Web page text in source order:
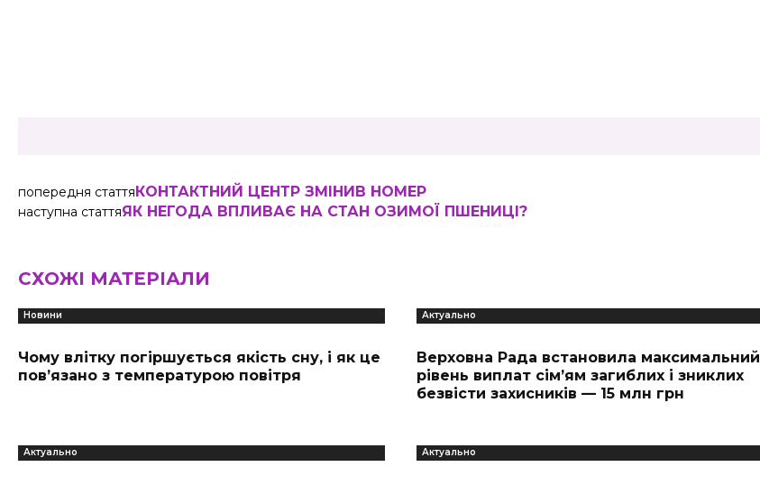
попередня статтяКОНТАКТНИЙ ЦЕНТР ЗМІНИВ НОМЕР
наступна статтяЯК НЕГОДА ВПЛИВАЄ НА СТАН ОЗИМОЇ ПШЕНИЦІ?
СХОЖІ МАТЕРІАЛИ
Новини
Чому влітку погіршується якість сну, і як це
пов’язано з температурою повітря
Актуально
Верховна Рада встановила максимальний
рівень виплат сім’ям загиблих і зниклих
безвісти захисників — 15 млн грн
Актуально Актуально